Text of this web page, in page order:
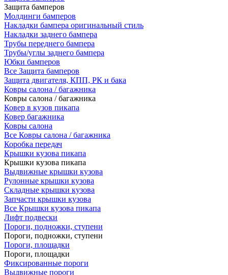
Защита бамперов
Молдинги бамперов
Накладки бампера оригинальный стиль
Накладки заднего бампера
Трубы переднего бампера
Трубы/углы заднего бампера
Юбки бамперов
Все Защита бамперов
Защита двигателя, КПП, РК и бака
Ковры салона / багажника
Ковры салона / багажника
Ковер в кузов пикапа
Ковер багажника
Ковры салона
Все Ковры салона / багажника
Коробка передач
Крышки кузова пикапа
Крышки кузова пикапа
Выдвижные крышки кузова
Рулонные крышки кузова
Складные крышки кузова
Запчасти крышки кузова
Все Крышки кузова пикапа
Лифт подвески
Пороги, подножки, ступени
Пороги, подножки, ступени
Пороги, площадки
Пороги, площадки
Фиксированные пороги
Выдвижные пороги